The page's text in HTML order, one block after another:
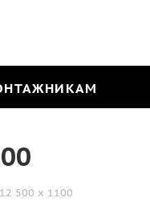
500 х 1100